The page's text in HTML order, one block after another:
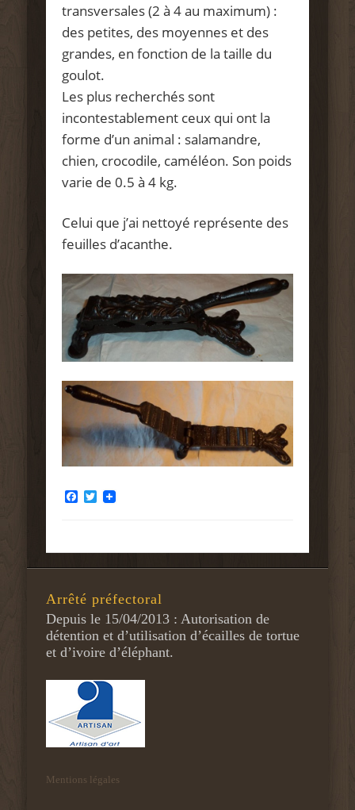
transversales (2 à 4 au maximum) :
des petites, des moyennes et des
grandes, en fonction de la taille du
goulot.
Les plus recherchés sont
incontestablement ceux qui ont la
forme d’un animal : salamandre,
chien, crocodile, caméléon. Son poids
varie de 0.5 à 4 kg.
Celui que j’ai nettoyé représente des
feuilles d’acanthe.
Facebook
Twitter
Arrêté préfectoral
Depuis le 15/04/2013 : Autorisation de
détention et d’utilisation d’écailles de tortue
et d’ivoire d’éléphant.
Mentions légales